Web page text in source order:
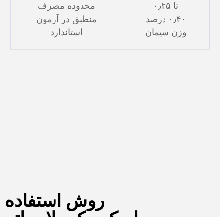
محدوده مصرف
منطبق در آزمون
استاندارد
۰٫۲۵ تا
۰٫۴۰ درصد
وزن سیمان
روش استفاده